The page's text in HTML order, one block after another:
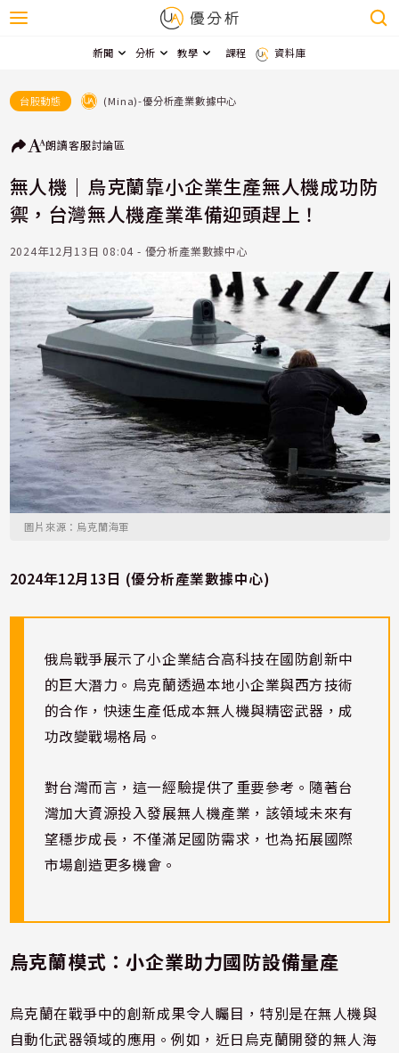
新聞 分析 教學 課程 資料庫
台股動態 (Mina)-優分析產業數據中心
朗讀客服討論區
無人機｜烏克蘭靠小企業生產無人機成功防
禦，台灣無人機產業準備迎頭趕上！
2024年12月13日 08:04 - 優分析產業數據中心
圖片來源：烏克蘭海軍
2024年12月13日 (優分析產業數據中心)
俄烏戰爭展示了小企業結合高科技在國防創新中
的巨大潛力。烏克蘭透過本地小企業與西方技術
的合作，快速生產低成本無人機與精密武器，成
功改變戰場格局。
對台灣而言，這一經驗提供了重要參考。隨著台
灣加大資源投入發展無人機產業，該領域未來有
望穩步成長，不僅滿足國防需求，也為拓展國際
市場創造更多機會。
烏克蘭模式：小企業助力國防設備量產
烏克蘭在戰爭中的創新成果令人矚目，特別是在無人機與
自動化武器領域的應用。例如，近日烏克蘭開發的無人海